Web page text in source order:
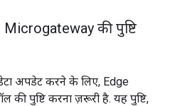
की पुष्टि
अपडेट करने के लिए, Edge
की पुष्टि करना ज़रूरी है. यह पुष्टि,